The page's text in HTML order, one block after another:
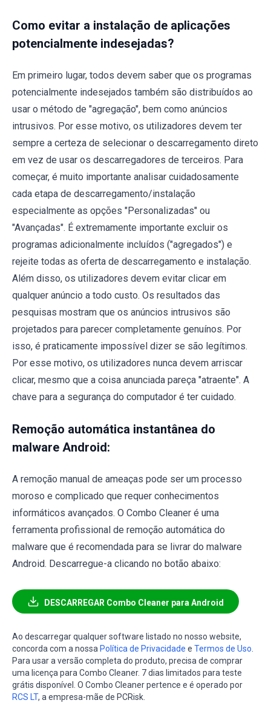
Como evitar a instalação de aplicações
potencialmente indesejadas?
Em primeiro lugar, todos devem saber que os programas
potencialmente indesejados também são distribuídos ao
usar o método de "agregação", bem como anúncios
intrusivos. Por esse motivo, os utilizadores devem ter
sempre a certeza de selecionar o descarregamento direto
em vez de usar os descarregadores de terceiros. Para
começar, é muito importante analisar cuidadosamente
cada etapa de descarregamento/instalação
especialmente as opções "Personalizadas" ou
"Avançadas". É extremamente importante excluir os
programas adicionalmente incluídos ("agregados") e
rejeite todas as oferta de descarregamento e instalação.
Além disso, os utilizadores devem evitar clicar em
qualquer anúncio a todo custo. Os resultados das
pesquisas mostram que os anúncios intrusivos são
projetados para parecer completamente genuínos. Por
isso, é praticamente impossível dizer se são legítimos.
Por esse motivo, os utilizadores nunca devem arriscar
clicar, mesmo que a coisa anunciada pareça "atraente". A
chave para a segurança do computador é ter cuidado.
Remoção automática instantânea do
malware Android:
A remoção manual de ameaças pode ser um processo
moroso e complicado que requer conhecimentos
informáticos avançados. O Combo Cleaner é uma
ferramenta profissional de remoção automática do
malware que é recomendada para se livrar do malware
Android. Descarregue-a clicando no botão abaixo:
DESCARREGAR Combo Cleaner para Android
Ao descarregar qualquer software listado no nosso website,
concorda com a nossa Política de Privacidade e Termos de Uso.
Para usar a versão completa do produto, precisa de comprar
uma licença para Combo Cleaner. 7 dias limitados para teste
grátis disponível. O Combo Cleaner pertence e é operado por
RCS LT, a empresa-mãe de PCRisk.